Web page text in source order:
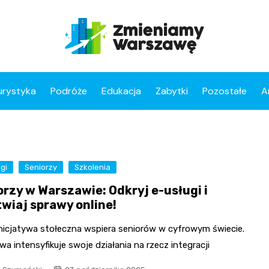
Podróże Edukacja Zabytki Pozostałe
Seniorzy Szkolenia
w Warszawie: Odkryj e-usługi i
sprawy online!
stołeczna wspiera seniorów w cyfrowym świecie.
intensyfikuje swoje działania na rzecz integracji